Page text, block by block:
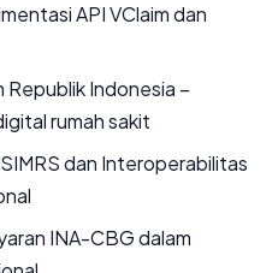
API VClaim dan
Indonesia –
rumah sakit
dan Interoperabilitas
INA-CBG dalam